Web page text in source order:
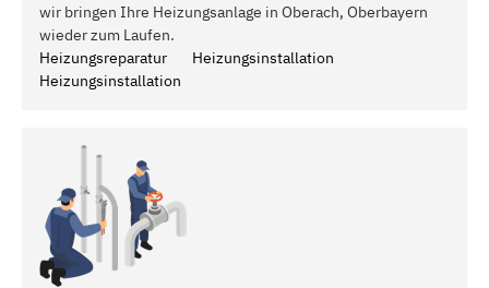
wir bringen Ihre Heizungsanlage in Oberach, Oberbayern
wieder zum Laufen.
Heizungsreparatur
Heizungsinstallation
Heizungsinstallation